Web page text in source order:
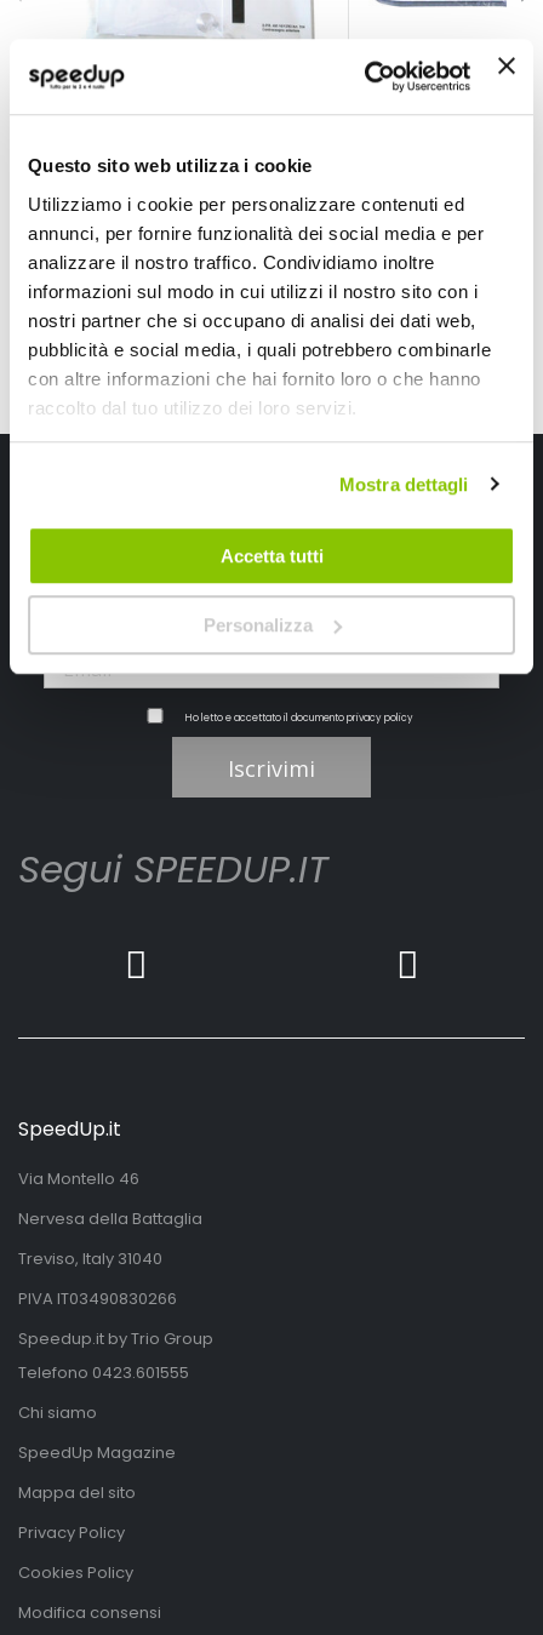
Questo sito web utilizza i cookie
Utilizziamo i cookie per personalizzare contenuti ed
annunci, per fornire funzionalità dei social media e per
analizzare il nostro traffico. Condividiamo inoltre
informazioni sul modo in cui utilizzi il nostro sito con i
nostri partner che si occupano di analisi dei dati web,
pubblicità e social media, i quali potrebbero combinarle
con altre informazioni che hai fornito loro o che hanno
raccolto dal tuo utilizzo dei loro servizi.
Mostra dettagli
Accetta tutti
Personalizza
Adesivi lettere e numeri Principiante - GAT
Prezzo
speciale
7,90 € -35%
CONSEGNA IN 48H
Adesivi lettere e
CONSEGNA IN 48H
Iscriviti alla newsletter Speedup
Ricevi subito uno sconto del 10% per il tuo primo acquisto online!
Ho letto e accettato il documentoprivacy policy
Iscrivimi
Segui SPEEDUP.IT
SpeedUp.it
Via Montello 46
Nervesa della Battaglia
Treviso, Italy 31040
PIVA IT03490830266
Speedup.it by Trio Group
Telefono 0423.601555
Chi siamo
SpeedUp Magazine
Mappa del sito
Privacy Policy
Cookies Policy
Modifica consensi